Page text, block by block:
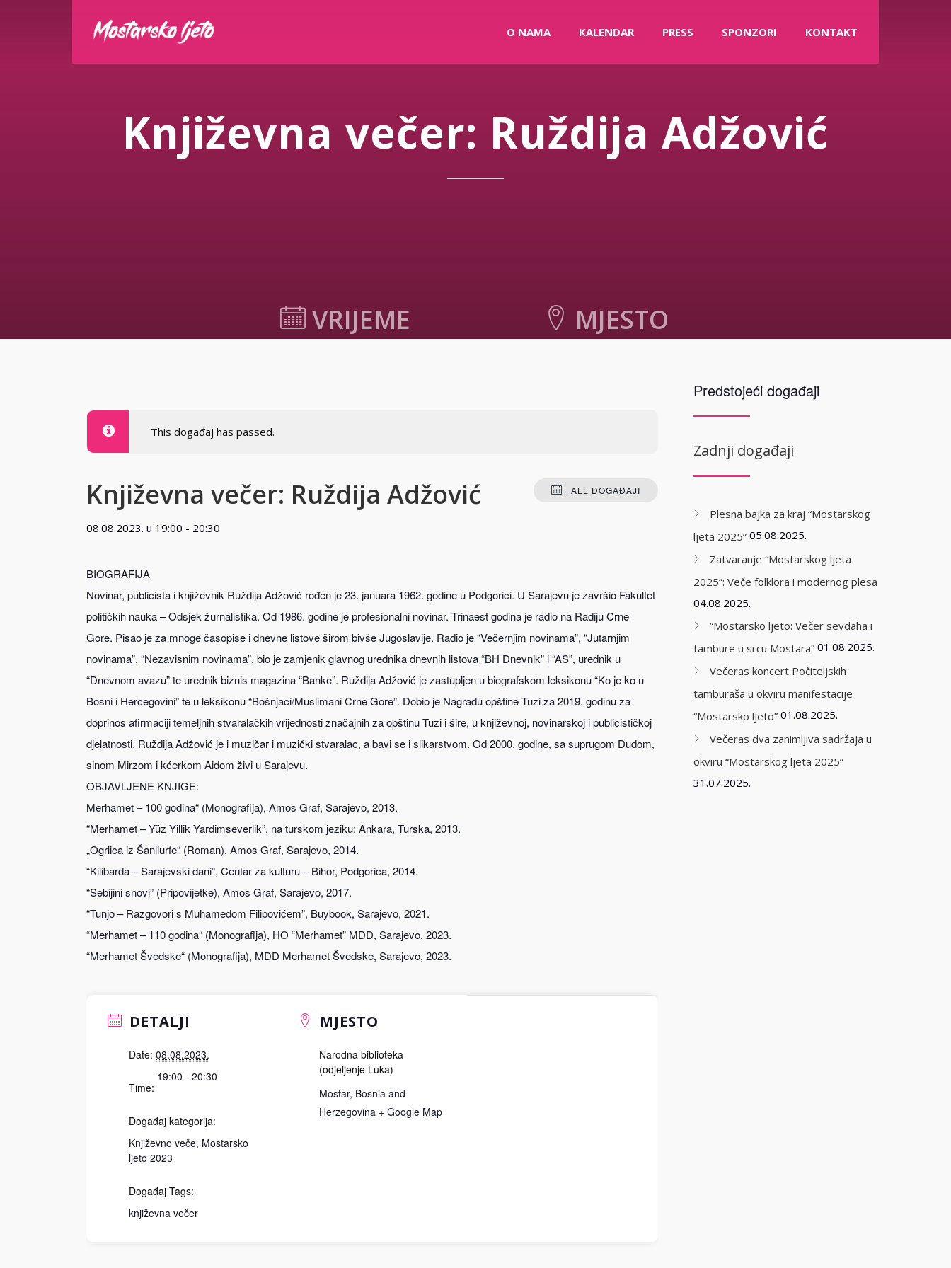
O NAMA KALENDAR PRESS SPONZORI KONTAKT
Književna večer: Ruždija Adžović
VRIJEME MJESTO
This događaj has passed.
ALL DOGAĐAJI
Književna večer: Ruždija Adžović
08.08.2023. u 19:00 - 20:30
BIOGRAFIJA
Novinar, publicista i književnik Ruždija Adžović rođen je 23. januara 1962. godine u Podgorici. U Sarajevu je završio Fakultet
političkih nauka – Odsjek žurnalistika. Od 1986. godine je profesionalni novinar. Trinaest godina je radio na Radiju Crne
Gore. Pisao je za mnoge časopise i dnevne listove širom bivše Jugoslavije. Radio je “Večernjim novinama”, “Jutarnjim
novinama”, “Nezavisnim novinama”, bio je zamjenik glavnog urednika dnevnih listova “BH Dnevnik” i “AS”, urednik u
“Dnevnom avazu” te urednik biznis magazina “Banke”. Ruždija Adžović je zastupljen u biografskom leksikonu “Ko je ko u
Bosni i Hercegovini” te u leksikonu “Bošnjaci/Muslimani Crne Gore”. Dobio je Nagradu opštine Tuzi za 2019. godinu za
doprinos afirmaciji temeljnih stvaralačkih vrijednosti značajnih za opštinu Tuzi i šire, u književnoj, novinarskoj i publicističkoj
djelatnosti. Ruždija Adžović je i muzičar i muzički stvaralac, a bavi se i slikarstvom. Od 2000. godine, sa suprugom Dudom,
sinom Mirzom i kćerkom Aidom živi u Sarajevu.
OBJAVLJENE KNJIGE:
Merhamet – 100 godina“ (Monografija), Amos Graf, Sarajevo, 2013.
“Merhamet – Yüz Yillik Yardimseverlik”, na turskom jeziku: Ankara, Turska, 2013.
„Ogrlica iz Šanliurfe“ (Roman), Amos Graf, Sarajevo, 2014.
“Kilibarda – Sarajevski dani”, Centar za kulturu – Bihor, Podgorica, 2014.
“Sebijini snovi” (Pripovijetke), Amos Graf, Sarajevo, 2017.
“Tunjo – Razgovori s Muhamedom Filipovićem”, Buybook, Sarajevo, 2021.
“Merhamet – 110 godina“ (Monografija), HO “Merhamet” MDD, Sarajevo, 2023.
“Merhamet Švedske“ (Monografija), MDD Merhamet Švedske, Sarajevo, 2023.
DETALJI
Date: 08.08.2023.
Time:
19:00 - 20:30
Događaj kategorija:
Književno veče, Mostarsko
ljeto 2023
Događaj Tags:
književna večer
MJESTO
Narodna biblioteka
(odjeljenje Luka)
Mostar, Bosnia and
Herzegovina + Google Map
Predstojeći događaji
Zadnji događaji
Plesna bajka za kraj “Mostarskog
ljeta 2025” 05.08.2025.
Zatvaranje “Mostarskog ljeta
2025”: Veče folklora i modernog plesa
04.08.2025.
“Mostarsko ljeto: Večer sevdaha i
tambure u srcu Mostara” 01.08.2025.
Večeras koncert Počiteljskih
tamburaša u okviru manifestacije
“Mostarsko ljeto” 01.08.2025.
Večeras dva zanimljiva sadržaja u
okviru “Mostarskog ljeta 2025”
31.07.2025.